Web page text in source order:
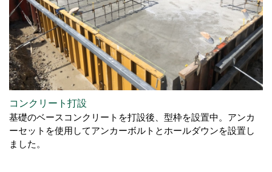
コンクリート打設
基礎のベースコンクリートを打設後、型枠を設置中。アンカ
ーセットを使用してアンカーボルトとホールダウンを設置し
ました。